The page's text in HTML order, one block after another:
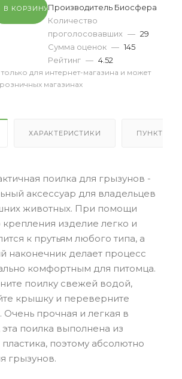
В КОРЗИНУПроизводитель Биосфера
Количество
проголосовавших — 29
Сумма оценок — 145
Рейтинг — 4.52
для интернет-магазина и может
магазинах
ХАРАКТЕРИСТИКИ ПУНКТЫ
поилка для грызунов -
аксессуар для владельцев
животных. При помощи
крепления изделие легко и
к прутьям любого типа, а
наконечник делает процесс
комфортным для питомца.
поилку свежей водой,
крышку и переверните
Очень прочная и легкая в
эта поилка выполнена из
поэтому абсолютно
грызунов.